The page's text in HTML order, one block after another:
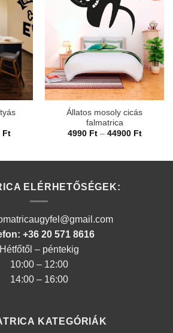
FtÁrtartomány:
Állatos mosoly cicás
falmatrica
4990 Ft – 44900 Ft
ELÉRHETŐSÉGEK:
+36 20 571 8616
Hétfőtől – péntekig
10:00 – 12:00
14:00 – 16:00
KATEGÓRIÁK